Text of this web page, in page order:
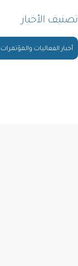
تصنيف الأخبار
أخبار الفعاليات والمؤتمرات